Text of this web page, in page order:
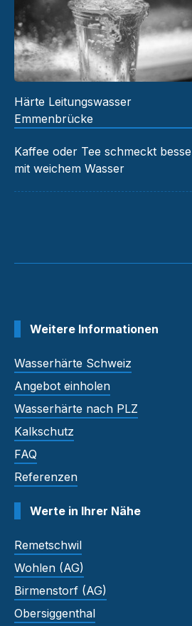
Härte Leitungswasser
Emmenbrücke
Kaffee oder Tee schmeckt
mit weichem Wasser
Weitere Informationen
Wasserhärte Schweiz
Angebot einholen
Wasserhärte nach PLZ
Kalkschutz
FAQ
Referenzen
Werte in Ihrer Nähe
Remetschwil
Wohlen (AG)
Birmenstorf (AG)
Obersiggenthal